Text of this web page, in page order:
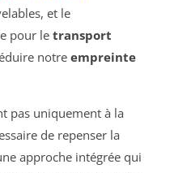
et le
pour le transport
notre empreinte
pas uniquement à la
de repenser la
approche intégrée qui